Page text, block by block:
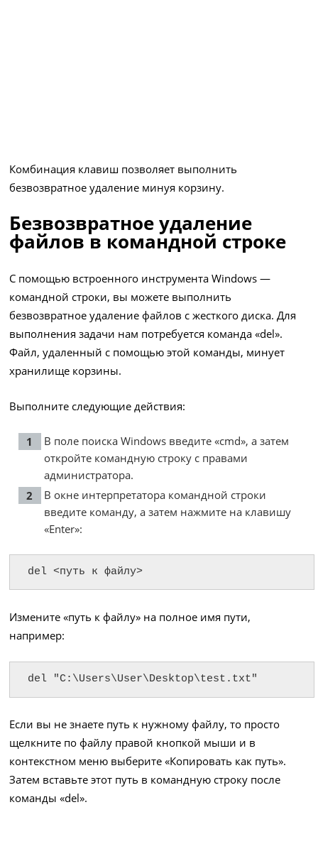
Комбинация клавиш позволяет выполнить
безвозвратное удаление минуя корзину.
Безвозвратное удаление
файлов в командной строке
С помощью встроенного инструмента Windows —
командной строки, вы можете выполнить
безвозвратное удаление файлов с жесткого диска. Для
выполнения задачи нам потребуется команда «del».
Файл, удаленный с помощью этой команды, минует
хранилище корзины.
Выполните следующие действия:
В поле поиска Windows введите «cmd», а затем
откройте командную строку с правами
администратора.
В окне интерпретатора командной строки
введите команду, а затем нажмите на клавишу
«Enter»:
del <путь к файлу>
Измените «путь к файлу» на полное имя пути,
например:
del "C:\Users\User\Desktop\test.txt"
Если вы не знаете путь к нужному файлу, то просто
щелкните по файлу правой кнопкой мыши и в
контекстном меню выберите «Копировать как путь».
Затем вставьте этот путь в командную строку после
команды «del».